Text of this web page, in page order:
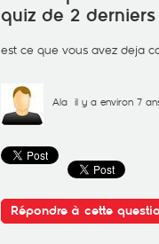
quiz de 2
est ce que vous avez deja
Ala il y a environ 7
Répondre à cette